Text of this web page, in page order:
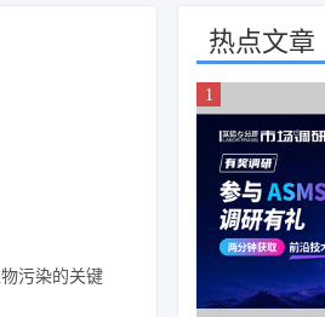
污染的关键
热点文章